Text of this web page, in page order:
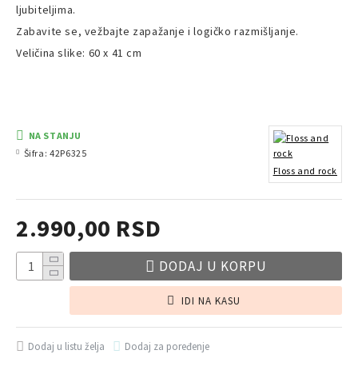
ljubiteljima.
Zabavite se, vežbajte zapažanje i logičko razmišljanje.
Veličina slike: 60 x 41 cm
2.990,00 RSD
NA STANJU
Šifra: 42P6325
Floss and rock
DODAJ U KORPU
IDI NA KASU
Dodaj u listu želja Dodaj za poređenje